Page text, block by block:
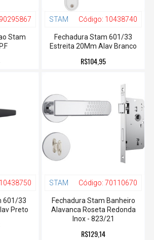
90295867
Stam
STAM Código: 10438740
Fechadura Stam 601/33
Estreita 20Mm Alav Branco
R$104,95
10438750
601/33
Preto
STAM Código: 70110670
Fechadura Stam Banheiro
Alavanca Roseta Redonda
Inox - 823/21
R$129,14